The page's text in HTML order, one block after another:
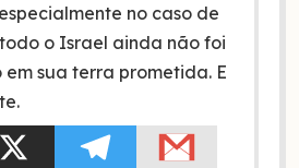
no caso de
todo o Israel ainda não foi
sua terra prometida. E